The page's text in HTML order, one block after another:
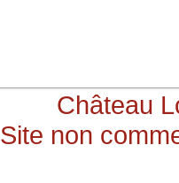
Château
Site non